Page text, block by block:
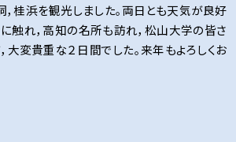
，桂浜を観光しました。両日とも天気が良好
触れ，高知の名所も訪れ，松山大学の皆さ
大変貴重な２日間でした。来年もよろしくお